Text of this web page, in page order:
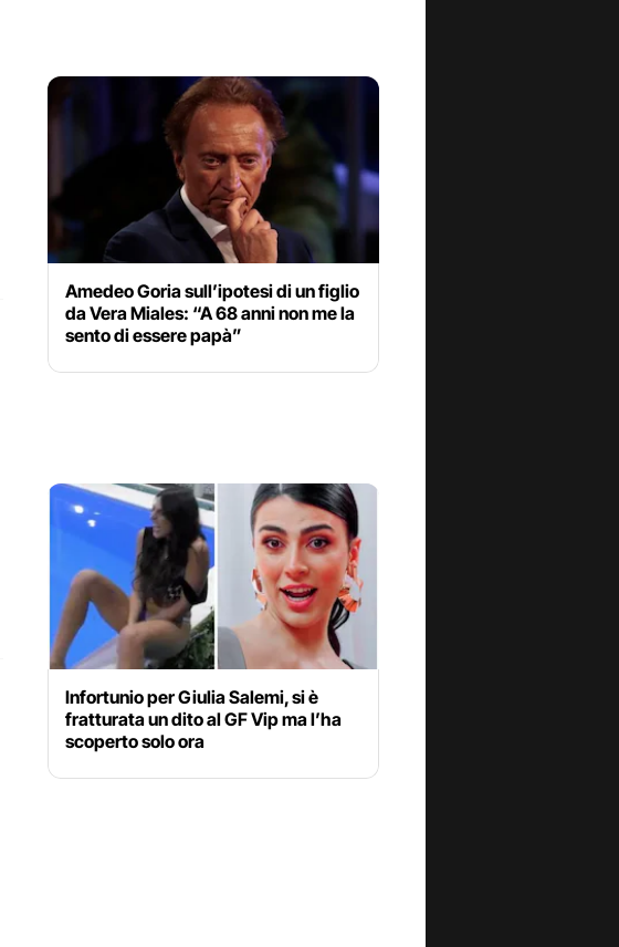
Amedeo Goria sull’ipotesi di un figlio
da Vera Miales: “A 68 anni non me la
sento di essere papà”
Infortunio per Giulia Salemi, si è
fratturata un dito al GF Vip ma l’ha
scoperto solo ora